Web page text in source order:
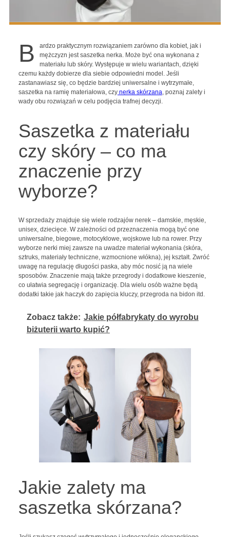
B
ardzo praktycznym rozwiązaniem zarówno dla kobiet, jak i
mężczyzn jest saszetka nerka. Może być ona wykonana z
materiału lub skóry. Występuje w wielu wariantach, dzięki
czemu każdy dobierze dla siebie odpowiedni model. Jeśli
zastanawiasz się, co będzie bardziej uniwersalne i wytrzymałe,
saszetka na ramię materiałowa, czynerka skórzana , poznaj zalety i
wady obu rozwiązań w celu podjęcia trafnej decyzji.
Saszetka z materiału
czy skóry – co ma
znaczenie przy
wyborze?
W sprzedaży znajduje się wiele rodzajów nerek – damskie, męskie,
unisex, dziecięce. W zależności od przeznaczenia mogą być one
uniwersalne, biegowe, motocyklowe, wojskowe lub na rower. Przy
wyborze nerki miej zawsze na uwadze materiał wykonania (skóra,
sztruks, materiały techniczne, wzmocnione włókna), jej kształt. Zwróć
uwagę na regulację długości paska, aby móc nosić ją na wiele
sposobów. Znaczenie mają także przegrody i dodatkowe kieszenie,
co ułatwia segregację i organizację. Dla wielu osób ważne będą
dodatki takie jak haczyk do zapięcia kluczy, przegroda na bidon itd.
Zobacz także: Jakie półfabrykaty do wyrobu
biżuterii warto kupić?
Jakie zalety ma
saszetka skórzana?